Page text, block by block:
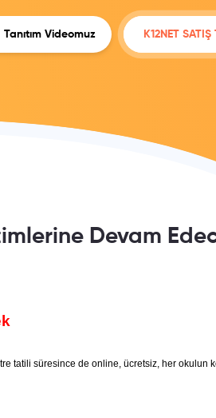
Tanıtım Videomuz K12NET SATIŞ
Devam
tatili süresince de online, ücretsiz, her okulun